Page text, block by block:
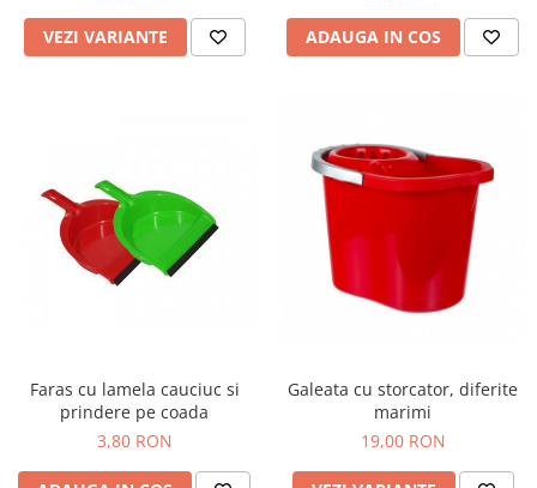
VEZI VARIANTE ADAUGA IN COS
Faras cu lamela cauciuc si
prindere pe coada
3,80 RON
Galeata cu storcator, diferite
marimi
19,00 RON